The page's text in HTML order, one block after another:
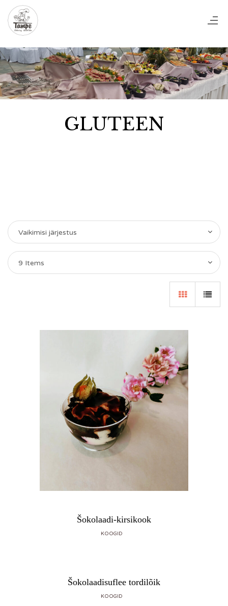
GLUTEEN
Vaikimisi järjestus
9 Items
Šokolaadi-kirsikook
KOOGID
Šokolaadisuflee tordilõik
KOOGID